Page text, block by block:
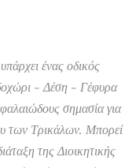
ένας οδικός
- Δέση - Γέφυρα
σημασία για
των Τρικάλων. Μπορεί
της Διοικητικής